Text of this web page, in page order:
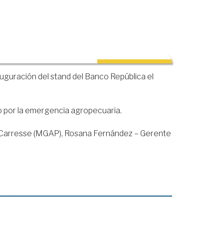
del stand del Banco República el
la emergencia agropecuaria.
(MGAP), Rosana Fernández – Gerente